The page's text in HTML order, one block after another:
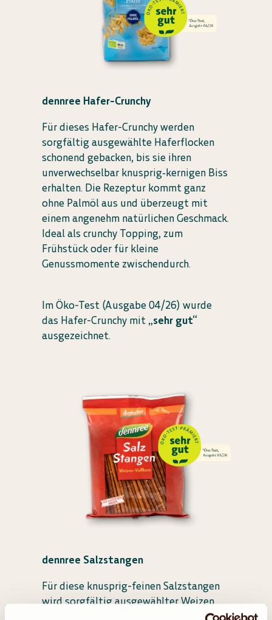
dennree Hafer-Crunchy
Für dieses Hafer-Crunchy werden
sorgfältig ausgewählte Haferflocken
schonend gebacken, bis sie ihren
unverwechselbar knusprig‑kernigen Biss
erhalten. Die Rezeptur kommt ganz
ohne Palmöl aus und überzeugt mit
einem angenehm natürlichen Geschmack.
Ideal als crunchy Topping, zum
Frühstück oder für kleine
Genussmomente zwischendurch.
Im Öko-Test (Ausgabe 04/26) wurde
das Hafer-Crunchy mit „sehr gut“
ausgezeichnet.
dennree Salzstangen
Für diese knusprig-feinen Salzstangen
wird sorgfältig ausgewählter Weizen
verarbeitet und schonend gebacken. Ihr